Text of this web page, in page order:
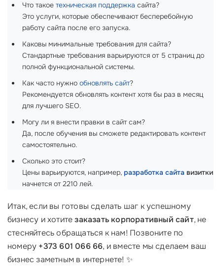
Что такое техническая поддержка сайта?
Это услуги, которые обеспечивают бесперебойную
работу сайта после его запуска.
Каковы минимальные требования для сайта?
Стандартные требования варьируются от 5 страниц до
полной функциональной системы.
Как часто нужно обновлять сайт?
Рекомендуется обновлять контент хотя бы раз в месяц
для лучшего SEO.
Могу ли я внести правки в сайт сам?
Да, после обучения вы сможете редактировать контент
самостоятельно.
Сколько это стоит?
Цены варьируются, например, разработка сайта визитки
начнется от 2210 лей.
Итак, если вы готовы сделать шаг к успешному
бизнесу и хотитезаказать корпоративный сайт, не
стесняйтесь обращаться к нам! Позвоните по
номеру +373 601 066 66, и вместе мы сделаем ваш
бизнес заметным в интернете! ✨